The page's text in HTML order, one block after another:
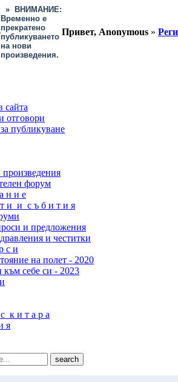
»
ВНИМАНИЕ:
Временно е
прекратено
публикуването
на нови
произведения.
Привет, Anonymous »
сайта
отговори
публикуване
произведения
форум
н и е
и и с ъ б и т и я
и предложения
и честитки
с и
на полет - 2020
себе си - 2023
к и т а р а
я